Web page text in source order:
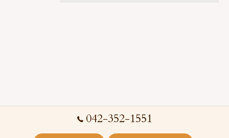
042-352-1551